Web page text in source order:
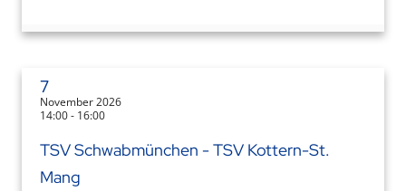
7
November 2026
14:00 - 16:00
TSV Schwabmünchen - TSV Kottern-St.
Mang